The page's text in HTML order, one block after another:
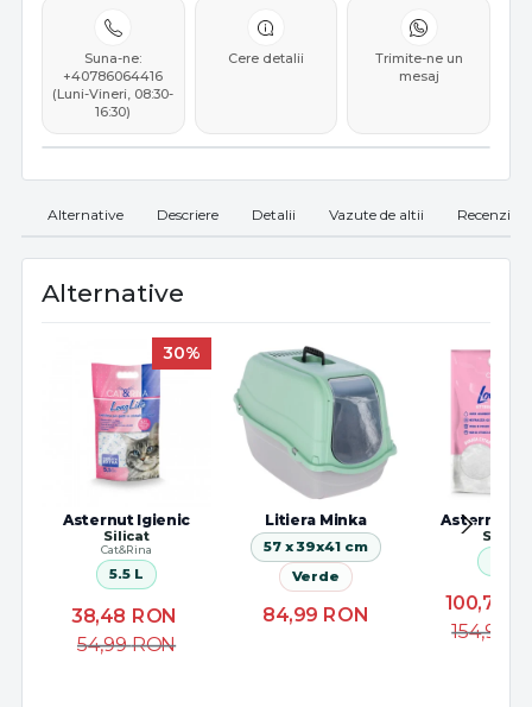
Suna-ne:
+40786064416
(Luni-Vineri, 08:30-
16:30)
Cere detalii
Trimite-ne un
mesaj
Alternative Descriere Detalii Vazute de altii Recenzii
Alternative
30%
Asternut Igienic
Silicat
Cat&Rina
5.5 L
38,48 RON
54,99RON
Litiera Minka
57 x 39x41 cm
Verde
84,99 RON
Asternut
Silicat
100,70
154,99